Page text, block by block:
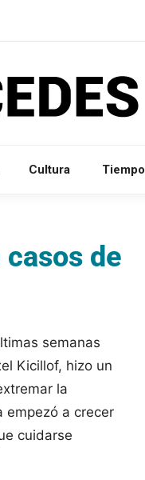
Cultura Tiempo
de
semanas
Kicillof, hizo un
la
empezó a crecer
cuidarse